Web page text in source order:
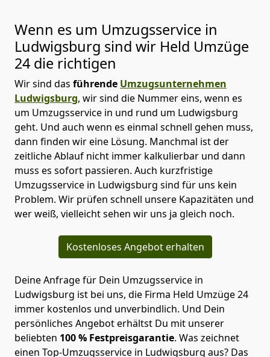
Wenn es um Umzugsservice in
Ludwigsburg sind wir Held Umzüge
24 die richtigen
Wir sind das führende Umzugsunternehmen
Ludwigsburg, wir sind die Nummer eins, wenn es
um Umzugsservice in und rund um Ludwigsburg
geht. Und auch wenn es einmal schnell gehen muss,
dann finden wir eine Lösung. Manchmal ist der
zeitliche Ablauf nicht immer kalkulierbar und dann
muss es sofort passieren. Auch kurzfristige
Umzugsservice in Ludwigsburg sind für uns kein
Problem. Wir prüfen schnell unsere Kapazitäten und
wer weiß, vielleicht sehen wir uns ja gleich noch.
Kostenloses Angebot erhalten
Deine Anfrage für Dein Umzugsservice in
Ludwigsburg ist bei uns, die Firma Held Umzüge 24
immer kostenlos und unverbindlich. Und Dein
persönliches Angebot erhältst Du mit unserer
beliebten 100 % Festpreisgarantie. Was zeichnet
einen Top-Umzugsservice in Ludwigsburg aus? Das